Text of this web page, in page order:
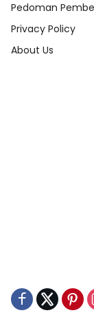
Pedoman
Privacy Policy
About Us